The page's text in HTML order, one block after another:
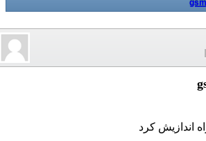
اندازیش کرد